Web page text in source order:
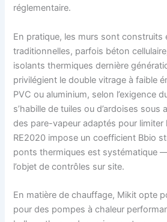
réglementaire.
En pratique, les murs sont construits
traditionnelles, parfois béton
isolants thermiques dernière
privilégient le double vitrage à faible
PVC ou aluminium, selon l’exigence
s’habille de tuiles ou d’ardoises sous
des pare-vapeur adaptés pour limiter
RE2020 impose un coefficient Bbio
ponts thermiques est systématique
l’objet de contrôles sur site.
En matière de chauffage, Mikit opte
pour des pompes à chaleur